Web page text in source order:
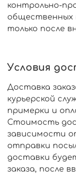
контрольно-
общественных
только после
Условия
Доставка
курьерской
примерки и
Стоимость
зависимости
отправки
доставки
заказа, после